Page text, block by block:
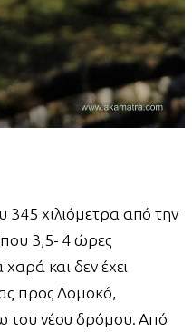
345 χιλιόμετρα από την
3,5- 4 ώρες
και δεν έχει
προς Δομοκό,
του νέου δρόμου. Από